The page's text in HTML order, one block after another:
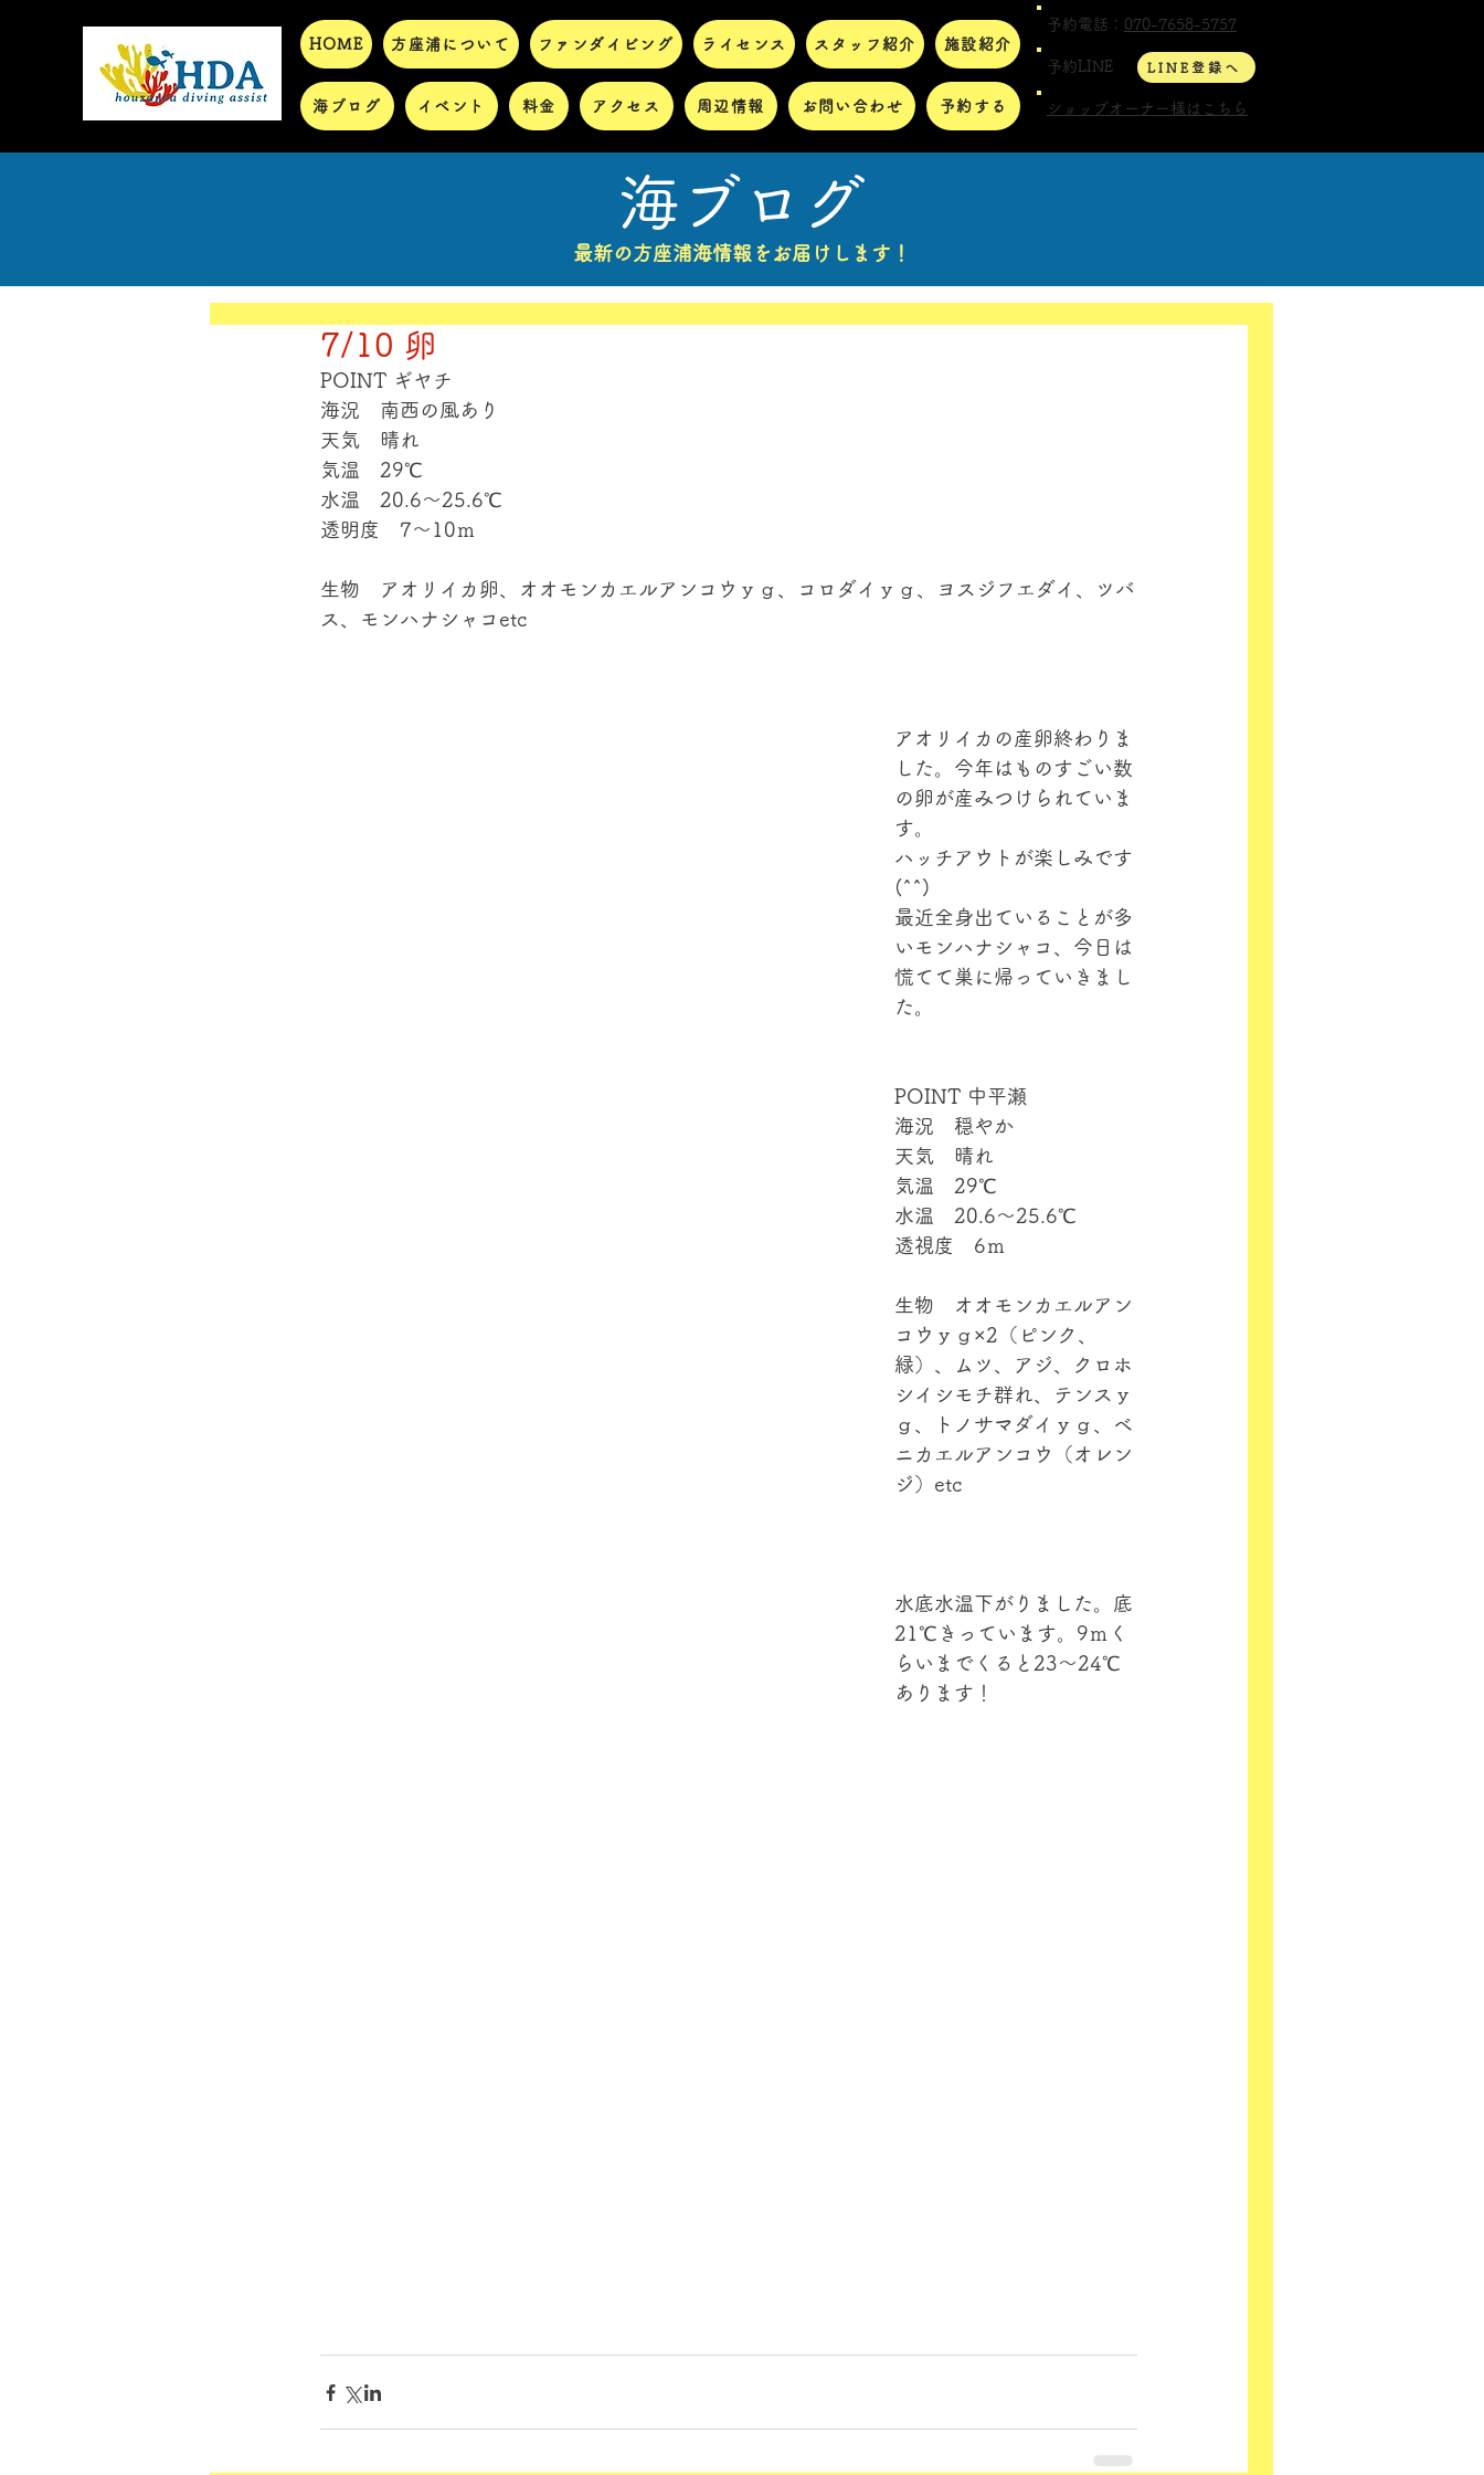
HOME 方座浦について ファンダイビング ライセンス スタッフ紹介 施設紹介
海ブログ イベント 料金 アクセス 周辺情報 お問い合わせ 予約する
予約電話： 070-7658-5757
予約LINE LINE登録へ
ショップオーナー様はこちら
海ブログ
最新の方座浦海情報をお届けします！
7/10 卵
POINT ギヤチ
海況　南西の風あり
天気　晴れ
気温　29℃
水温　20.6～25.6℃
透明度　7～10ｍ
生物　アオリイカ卵、オオモンカエルアンコウｙｇ、コロダイｙｇ、ヨスジフエダイ、ツバ
ス、モンハナシャコetc
アオリイカの産卵終わりま
した。今年はものすごい数
の卵が産みつけられていま
す。
ハッチアウトが楽しみです
(^^)
最近全身出ていることが多
いモンハナシャコ、今日は
慌てて巣に帰っていきまし
た。
POINT 中平瀬
海況　穏やか
天気　晴れ
気温　29℃
水温　20.6～25.6℃
透視度　6ｍ
生物　オオモンカエルアン
コウｙｇ×2（ピンク、
緑）、ムツ、アジ、クロホ
シイシモチ群れ、テンスｙ
ｇ、トノサマダイｙｇ、ベ
ニカエルアンコウ（オレン
ジ）etc
水底水温下がりました。底
21℃きっています。9ｍく
らいまでくると23～24℃
あります！